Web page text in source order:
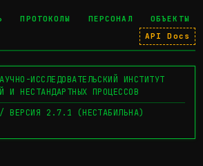
ПРОТОКОЛЫ ПЕРСОНАЛ
ОБЪЕКТЫ
API Docs
ИССЛЕДОВАТЕЛЬСКИЙ ИНСТИТУТ
И НЕСТАНДАРТНЫХ ПРОЦЕССОВ
ВЕРСИЯ 2.7.1 (НЕСТАБИЛЬНА)